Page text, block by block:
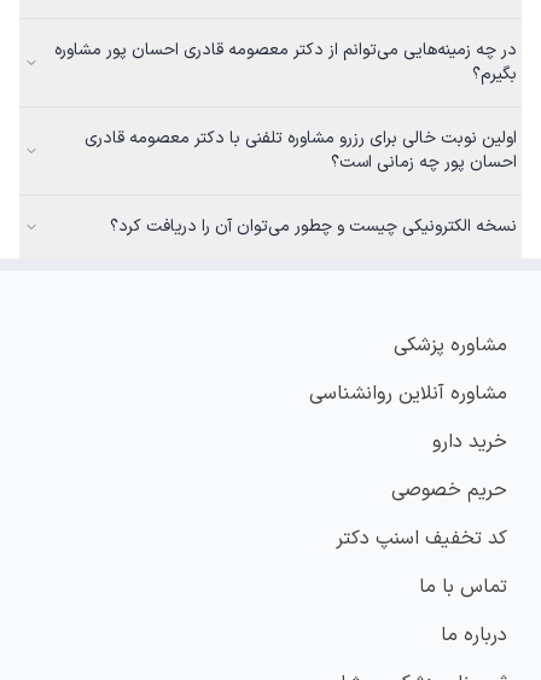
در چه زمینه‌هایی می‌توانم از دکتر معصومه قادری احسان پور مشاوره
بگیرم؟
اولین نوبت خالی برای رزرو مشاوره تلفنی با دکتر معصومه قادری
احسان پور چه زمانی است؟
نسخه الکترونیکی چیست و چطور می‌توان آن را دریافت کرد؟
مشاوره پزشکی
مشاوره آنلاین روانشناسی
خرید دارو
حریم خصوصی
کد تخفیف اسنپ دکتر
تماس با ما
درباره ما